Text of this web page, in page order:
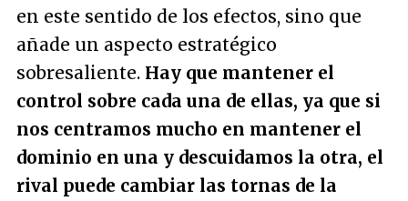
en este sentido de los efectos, sino que
añade un aspecto estratégico
sobresaliente. Hay que mantener el
control sobre cada una de ellas, ya que si
nos centramos mucho en mantener el
dominio en una y descuidamos la otra, el
rival puede cambiar las tornas de la